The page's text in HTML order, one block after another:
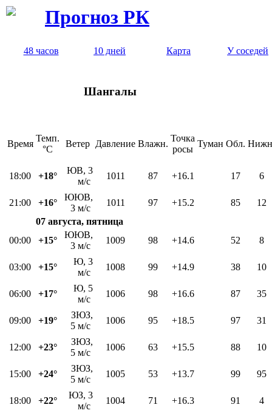
Прогноз РК
48 часов 10 дней Карта У соседей
Шангалы
Время
Темп.
°C
Ветер Давление Влажн.
Точка
росы
Туман Обл.
18:00 +18°
ЮВ, 3
м/с
1011 87 +16.1 17 6
21:00 +16°
ЮЮВ,
3 м/с
1011 97 +15.2 85
12
07 августа, пятница
00:00
+15°
ЮЮВ,
3 м/с
1009 98 +14.6 52 8
03:00 +15°
Ю, 3
м/с
1008 99 +14.9 38 10
06:00 +17°
Ю, 5
м/с
1006 98 +16.6 87 35
09:00 +19°
ЗЮЗ,
5 м/с
1006 95 +18.5 97 31
12:00 +23°
ЗЮЗ,
5 м/с
1006 63 +15.5 88 10
15:00 +24°
ЗЮЗ,
5 м/с
1005 53 +13.7 99 95
18:00 +22°
ЮЗ, 3
м/с
1004 71 +16.3 91 4